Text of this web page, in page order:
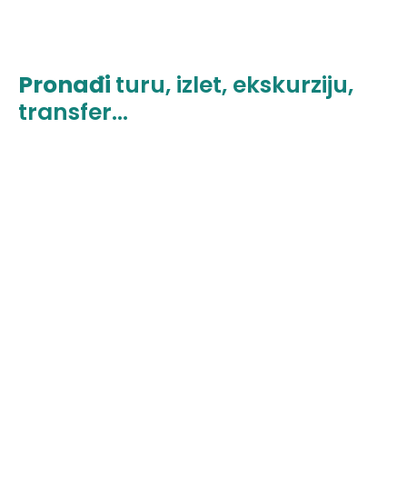
Pronađi turu, izlet, ekskurziju,
transfer...